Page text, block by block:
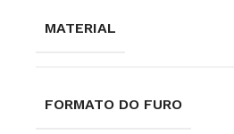
MATERIAL
FORMATO DO FURO